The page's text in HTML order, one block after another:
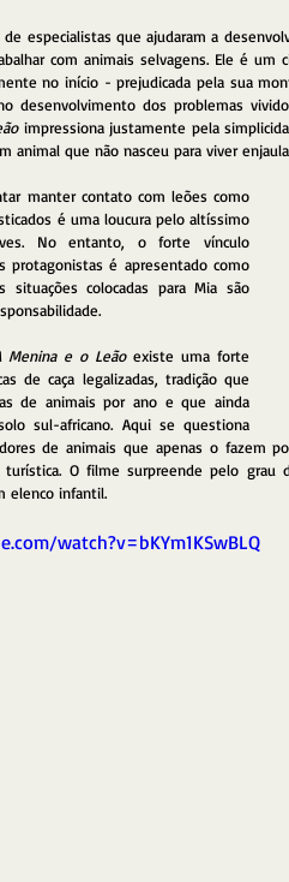
de especialistas que ajudaram a
com animais selvagens. Ele é
no início - prejudicada pela sua
desenvolvimento dos problemas
impressiona justamente pela
animal que não nasceu para viver
manter contato com leões como
é uma loucura pelo altíssimo
No entanto, o forte vínculo
protagonistas é apresentado como
situações colocadas para Mia são
Menina e o Leão existe uma forte
de caça legalizadas, tradição que
de animais por ano e que ainda
sul-africano. Aqui se questiona
de animais que apenas o fazem
turística. O filme surpreende pelo
elenco infantil.
watch?v=bKYm1KSwBLQ